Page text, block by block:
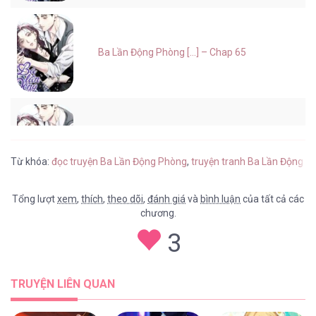
Ba Lần Động Phòng [...] – Chap 65
Ba Lần Động Phòng [...] – Chap 63
Từ khóa: đọc truyện Ba Lần Động Phòng, truyện tranh Ba Lần Động
Tổng lượtxem, thích, theo dõi, đánh giá và bình luận của tất cả các
chương.
3
TRUYỆN LIÊN QUAN